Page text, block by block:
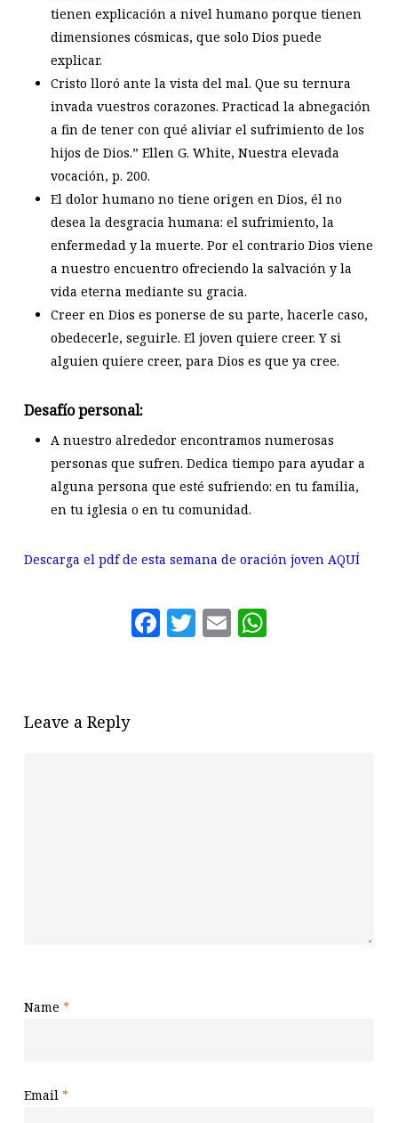
tienen explicación a nivel humano porque tienen
dimensiones cósmicas, que solo Dios puede
explicar.
Cristo lloró ante la vista del mal. Que su ternura
invada vuestros corazones. Practicad la abnegación
a fin de tener con qué aliviar el sufrimiento de los
hijos de Dios.” Ellen G. White, Nuestra elevada
vocación, p. 200.
El dolor humano no tiene origen en Dios, él no
desea la desgracia humana: el sufrimiento, la
enfermedad y la muerte. Por el contrario Dios viene
a nuestro encuentro ofreciendo la salvación y la
vida eterna mediante su gracia.
Creer en Dios es ponerse de su parte, hacerle caso,
obedecerle, seguirle. El joven quiere creer. Y si
alguien quiere creer, para Dios es que ya cree.
Desafío personal:
A nuestro alrededor encontramos numerosas
personas que sufren. Dedica tiempo para ayudar a
alguna persona que esté sufriendo: en tu familia,
en tu iglesia o en tu comunidad.
Descarga el pdf de esta semana de oración joven AQUÍ
Facebook
Twitter
Email
Leave a Reply
Name *
Email *